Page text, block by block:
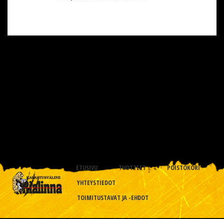
ETUSIVU TUOTTEET
POISTOKORI
YHTEYSTIEDOT
TOIMITUSTAVAT JA -EHDOT